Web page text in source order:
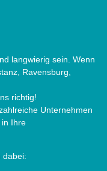
langwierig sein. Wenn
Ravensburg,
richtig!
Unternehmen
in Ihre
dabei: